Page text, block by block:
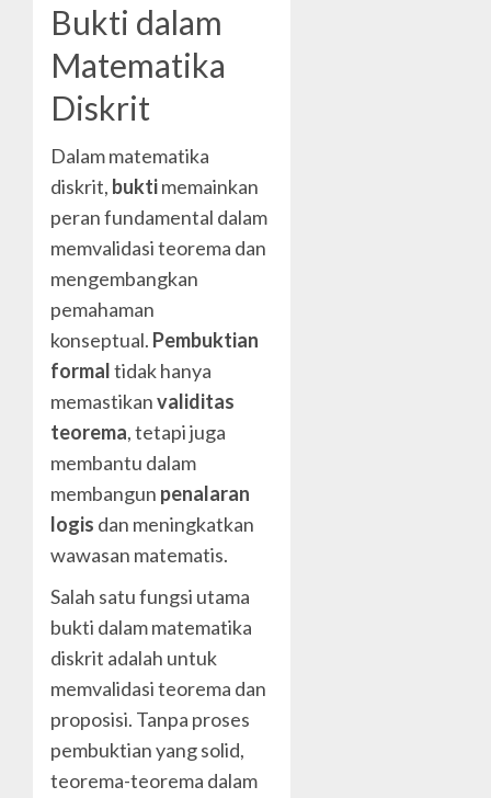
Bukti dalam
Matematika
Diskrit
Dalam matematika
diskrit, buktimemainkan
peran fundamental dalam
memvalidasi teorema dan
mengembangkan
pemahaman
konseptual. Pembuktian
formaltidak hanya
memastikanvaliditas
teorema, tetapi juga
membantu dalam
membangun penalaran
logis dan meningkatkan
wawasan matematis.
Salah satu fungsi utama
bukti dalam matematika
diskrit adalah untuk
memvalidasi teorema dan
proposisi. Tanpa proses
pembuktian yang solid,
teorema-teorema dalam